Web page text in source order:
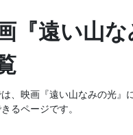
『遠い山
、映画『遠い山なみの光』
るページです。